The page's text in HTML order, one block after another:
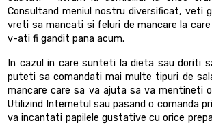
Consultand meniul nostru diversificat, veti
vreti sa mancati si feluri de mancare la
v-ati fi gandit pana acum.
In cazul in care sunteti la dieta sau doriti
puteti sa comandati mai multe tipuri de
mancare care sa va ajuta sa va mentineti
Utilizind Internetul sau pasand o comanda
va incantati papilele gustative cu orice